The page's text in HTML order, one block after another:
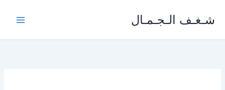
شـغـف الـجـمـال